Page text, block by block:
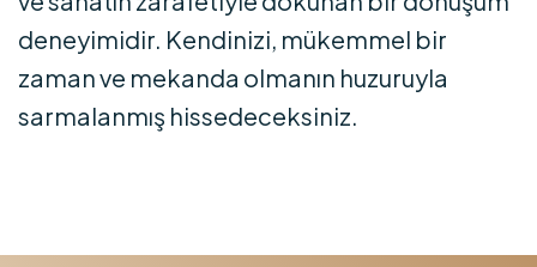
deneyimidir. Kendinizi, mükemmel bir
zaman ve mekanda olmanın huzuruyla
sarmalanmış hissedeceksiniz.